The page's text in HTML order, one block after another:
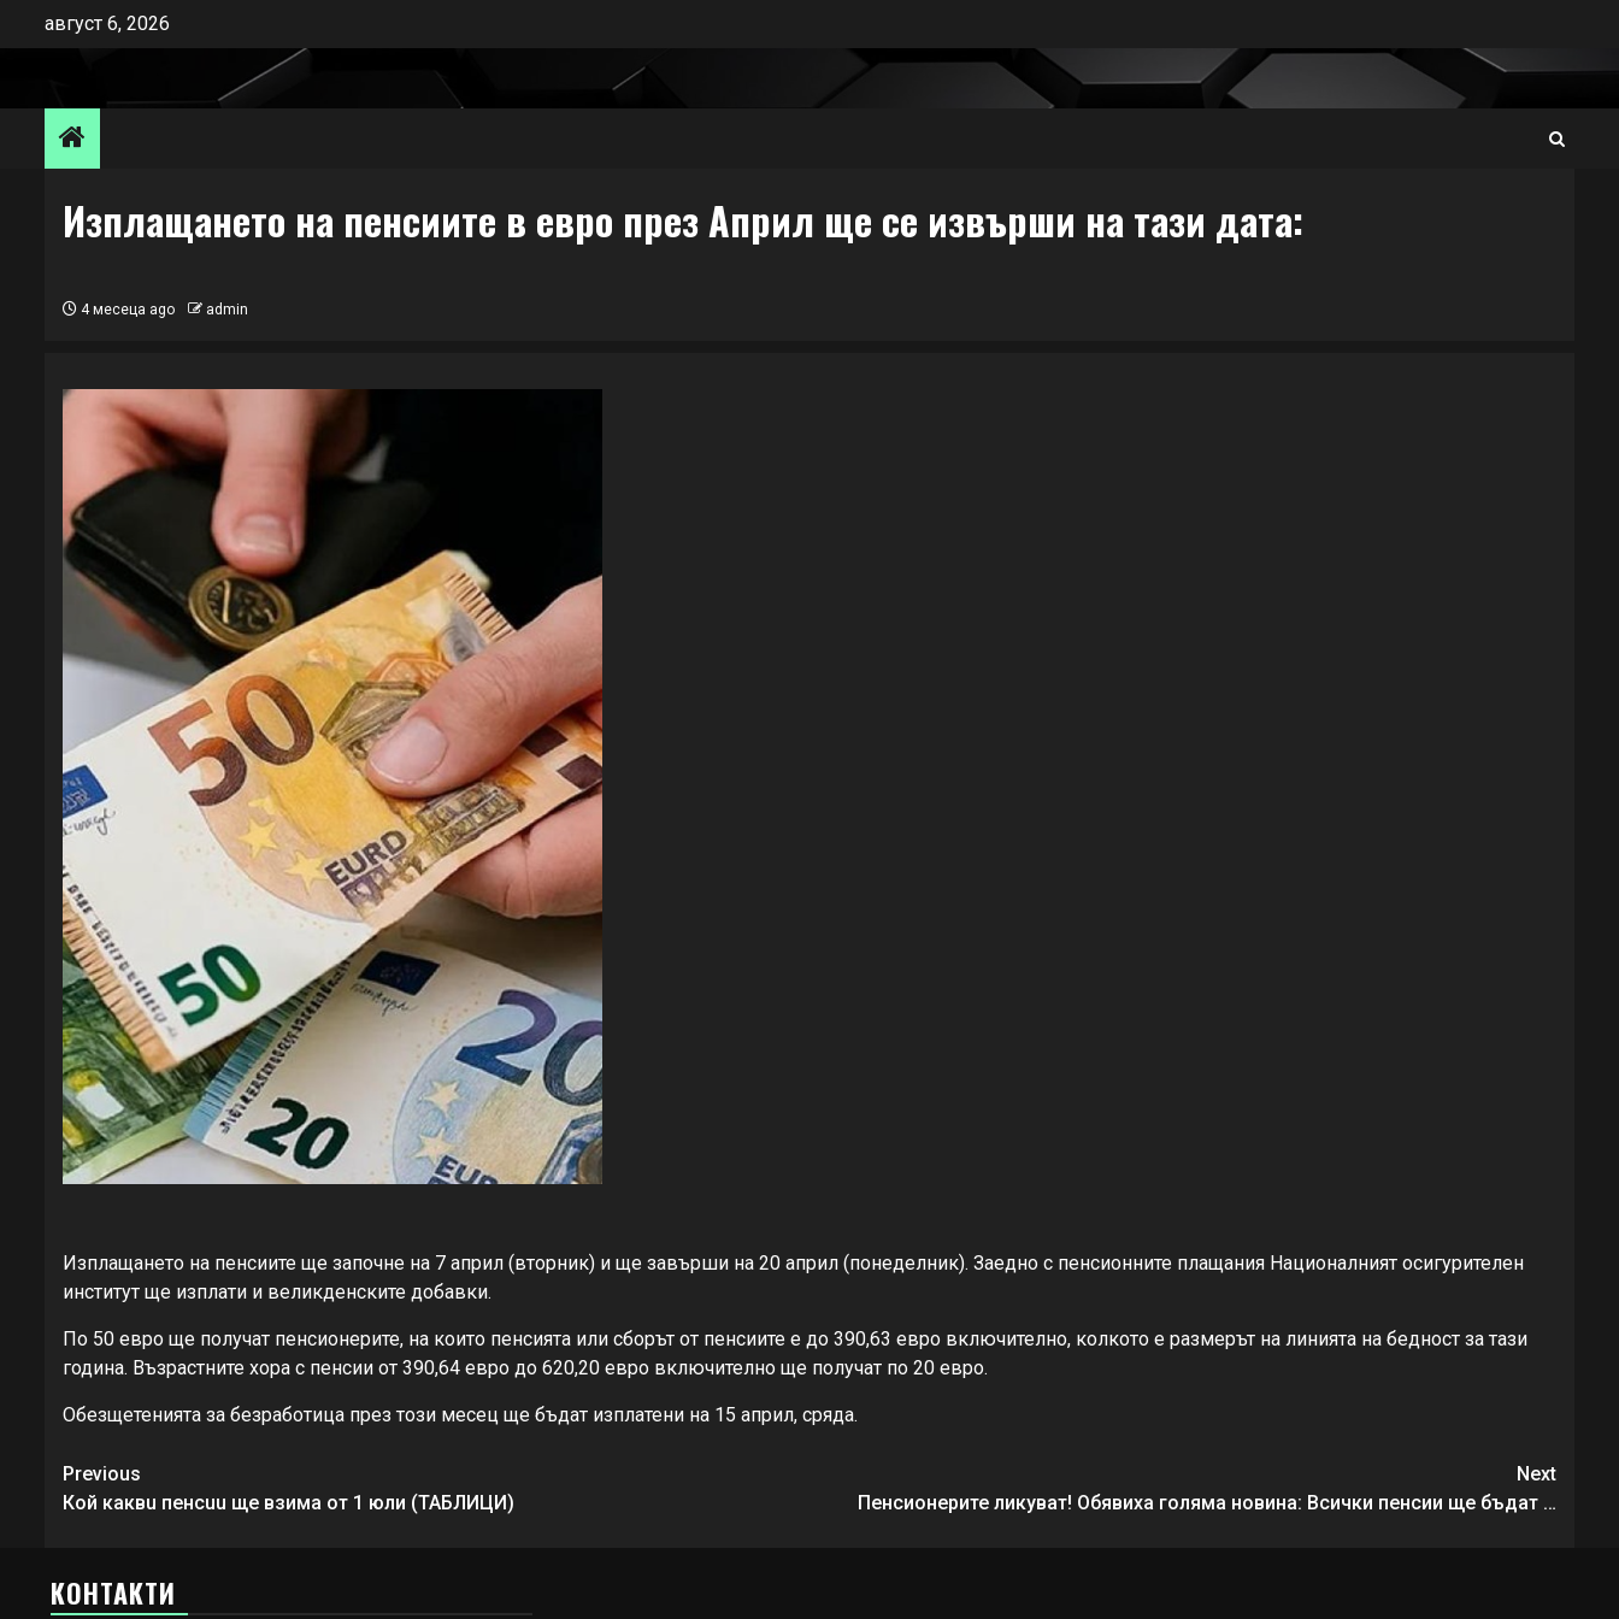
август 6, 2026
Изплащането на пенсиите в евро през Април ще се извърши на тази дата:
4 месеца ago admin
Изплащането на пенсиите ще започне на 7 април (вторник) и ще завърши на 20 април (понеделник). Заедно с пенсионните плащания Националният осигурителен
институт ще изплати и великденските добавки.
По 50 евро ще получат пенсионерите, на които пенсията или сборът от пенсиите е до 390,63 евро включително, колкото е размерът на линията на бедност за тази
година. Възрастните хора с пенсии от 390,64 евро до 620,20 евро включително ще получат по 20 евро.
Обезщетенията за безработица през този месец ще бъдат изплатени на 15 април, сряда.
Continue
Reading
Previous
Кой каквu пенсuu ще взима от 1 юли (ТАБЛИЦИ)
Next
Пенсионерите ликуват! Обявиха голяма новина: Всички пенсии ще бъдат …
КОНТАКТИ